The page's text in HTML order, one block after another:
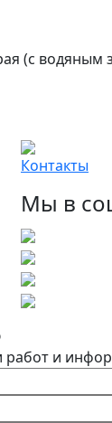
(с
Контакты
Мы в
и